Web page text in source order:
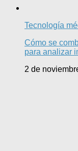
Tecnología
Cómo se
para analizar
2 de